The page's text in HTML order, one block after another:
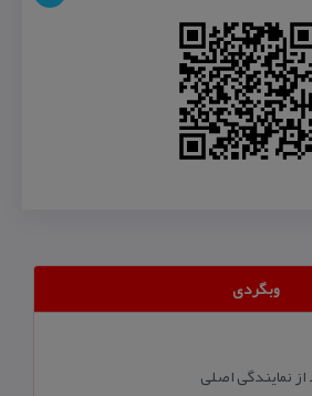
وبگردی
نمایندگی اصلی